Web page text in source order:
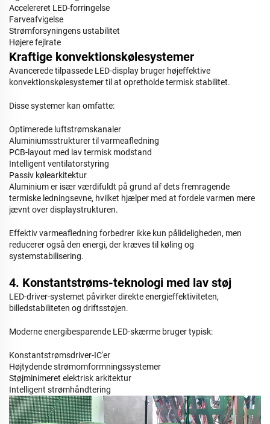
Accelereret LED-forringelse
Farveafvigelse
Strømforsyningens ustabilitet
Højere fejlrate
Kraftige konvektionskølesystemer
Avancerede tilpassede LED-display bruger højeffektive
konvektionskølesystemer til at opretholde termisk stabilitet.
Disse systemer kan omfatte:
Optimerede luftstrømskanaler
Aluminiumsstrukturer til varmeafledning
PCB-layout med lav termisk modstand
Intelligent ventilatorstyring
Passiv kølearkitektur
Aluminium er især værdifuldt på grund af dets fremragende
termiske ledningsevne, hvilket hjælper med at fordele varmen mere
jævnt over displaystrukturen.
Effektiv varmeafledning forbedrer ikke kun pålideligheden, men
reducerer også den energi, der kræves til køling og
systemstabilisering.
4. Konstantstrøms-teknologi med lav støj
LED-driver-systemet påvirker direkte energieffektiviteten,
billedstabiliteten og driftsstøjen.
Moderne energibesparende LED-skærme bruger typisk:
Konstantstrømsdriver-IC'er
Højtydende strømomformningssystemer
Støjminimeret elektrisk arkitektur
Intelligent strømhåndtering